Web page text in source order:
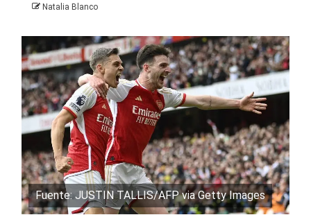
Natalia Blanco
Fuente: JUSTIN TALLIS/AFP via Getty Images